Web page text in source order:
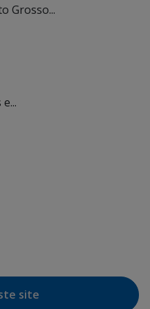
Grosso...
site